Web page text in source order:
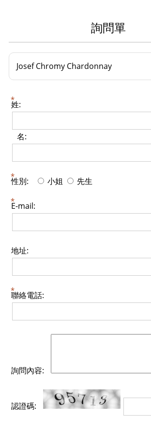
詢問單
Josef Chromy Chardonnay
姓:
名:
性別: 小姐 先生
E-mail:
地址:
聯絡電話:
詢問內容:
認證碼: